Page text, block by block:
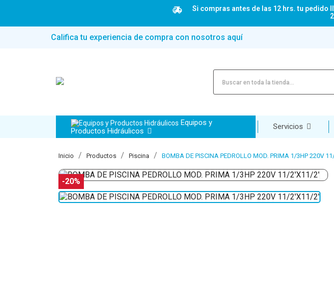
Si compras antes de las 12 hrs. tu pedido
Califica tu experiencia de compra con nosotros aquí
Equipos y
Productos Hidráulicos
Servicios
Inicio Productos Piscina BOMBA DE PISCINA PEDROLLO MOD. PRIMA 1/3HP 220V
-20%